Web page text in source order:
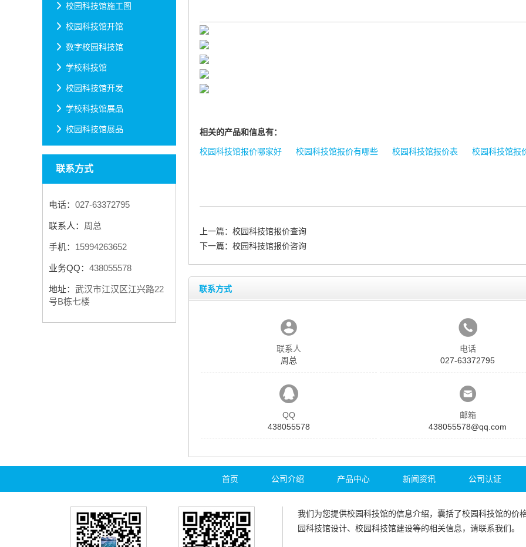
校园科技馆施工图
校园科技馆开馆
数字校园科技馆
学校科技馆
校园科技馆开发
学校科技馆展品
校园科技馆展品
联系方式
电话： 027-63372795
联系人： 周总
手机： 15994263652
业务QQ： 438055578
地址： 武汉市江汉区江兴路22
号B栋七楼
相关的产品和信息有：
校园科技馆报价哪家好 校园科技馆报价有哪些 校园科技馆报价表 校园科技馆报
上一篇： 校园科技馆报价查询
下一篇： 校园科技馆报价咨询
联系方式
联系人
周总
电话
027-63372795
QQ
438055578
邮箱
438055578@qq.com
首页 公司介绍 产品中心 新闻资讯 公司认证
我们为您提供校园科技馆的信息介绍，囊括了校园科技馆的价
园科技馆设计、 校园科技馆建设等的相关信息，请联系我们。